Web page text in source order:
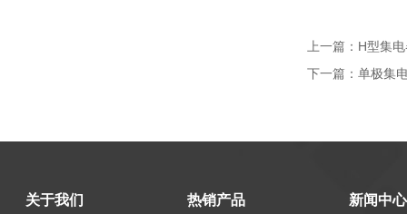
上一篇： H型集
下一篇： 单极集
关于我们 热销产品 新闻中心